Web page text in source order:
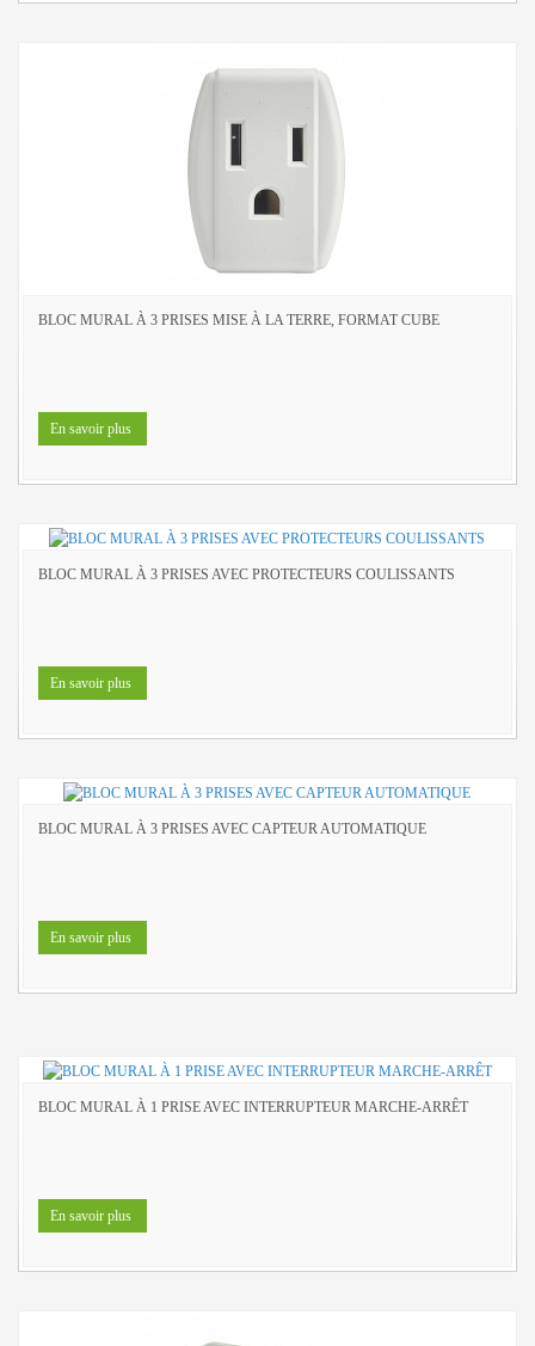
BLOC MURAL À 3 PRISES MISE À LA TERRE, FORMAT CUBE
En savoir plus
BLOC MURAL À 3 PRISES AVEC PROTECTEURS COULISSANTS
En savoir plus
BLOC MURAL À 3 PRISES AVEC CAPTEUR AUTOMATIQUE
En savoir plus
BLOC MURAL À 1 PRISE AVEC INTERRUPTEUR MARCHE-ARRÊT
En savoir plus